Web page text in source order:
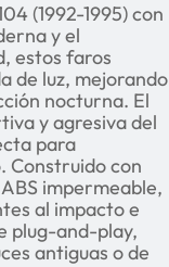
(1992-1995) con
y el
estos faros
de luz, mejorando
nocturna. El
y agresiva del
para
Construido con
impermeable,
al impacto e
plug-and-play,
antiguas o de